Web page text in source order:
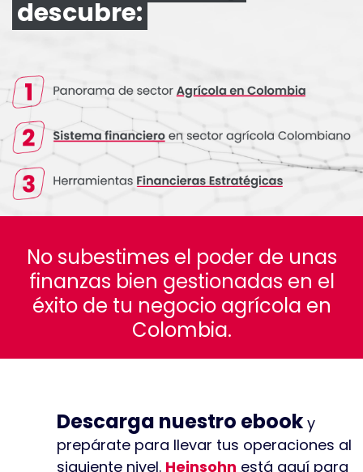
descubre:
No subestimes el poder de unas
finanzas bien gestionadas en el
éxito de tu negocio agrícola en
Colombia.
Descarga nuestro ebook y
prepárate para llevar tus operaciones al
siguiente nivel. Heinsohn está aquí para